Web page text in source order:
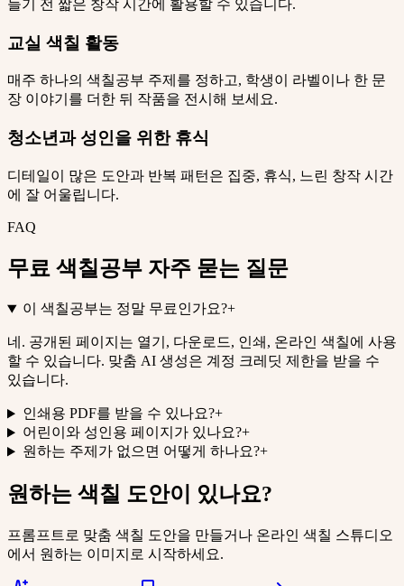
들기 전 짧은 창작 시간에 활용할 수 있습니다.
교실 색칠 활동
매주 하나의 색칠공부 주제를 정하고, 학생이 라벨이나 한 문
장 이야기를 더한 뒤 작품을 전시해 보세요.
청소년과 성인을 위한 휴식
디테일이 많은 도안과 반복 패턴은 집중, 휴식, 느린 창작 시간
에 잘 어울립니다.
FAQ
무료 색칠공부 자주 묻는 질문
이 색칠공부는 정말 무료인가요?+
네. 공개된 페이지는 열기, 다운로드, 인쇄, 온라인 색칠에 사용
할 수 있습니다. 맞춤 AI 생성은 계정 크레딧 제한을 받을 수
있습니다.
인쇄용 PDF를 받을 수 있나요?+
어린이와 성인용 페이지가 있나요?+
원하는 주제가 없으면 어떻게 하나요?+
원하는 색칠 도안이 있나요?
프롬프트로 맞춤 색칠 도안을 만들거나 온라인 색칠 스튜디오
에서 원하는 이미지로 시작하세요.